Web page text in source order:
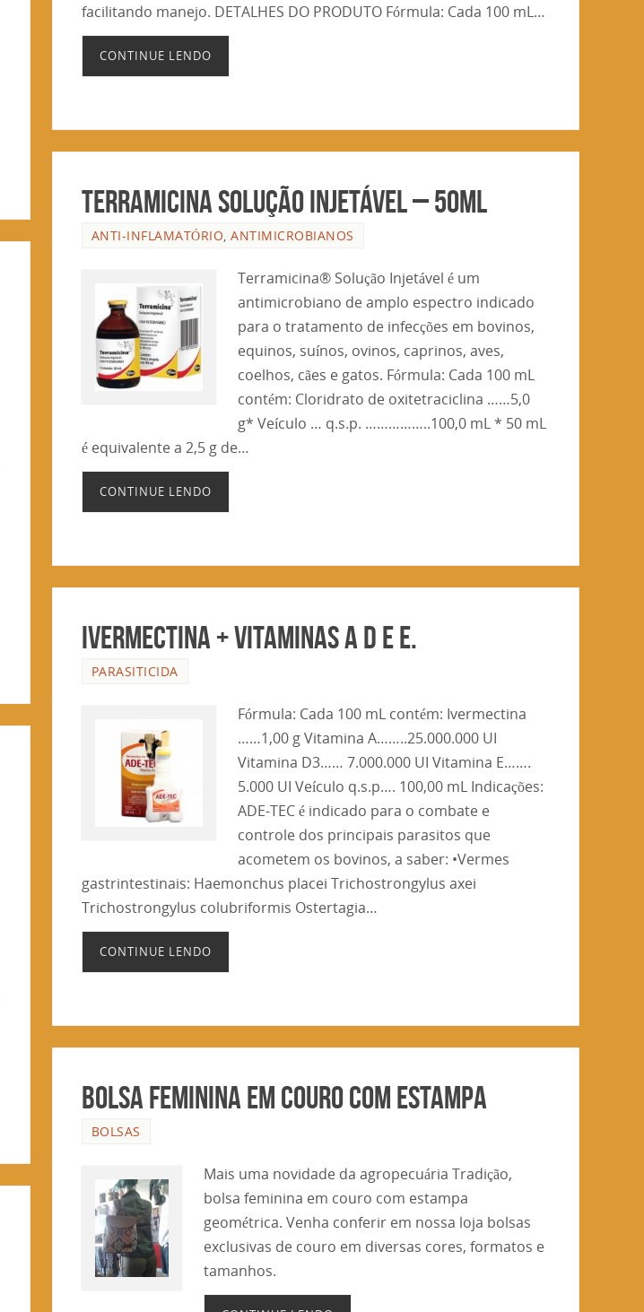
facilitando manejo. DETALHES DO PRODUTO Fórmula: Cada 100 mL…
CONTINUE LENDO
TERRAMICINA SOLUÇÃO INJETÁVEL – 50ml
ANTI-INFLAMATÓRIO,ANTIMICROBIANOS
Terramicina® Solução Injetável é um
antimicrobiano de amplo espectro indicado
para o tratamento de infecções em bovinos,
equinos, suínos, ovinos, caprinos, aves,
coelhos, cães e gatos. Fórmula: Cada 100 mL
contém: Cloridrato de oxitetraciclina ……5,0
g* Veículo … q.s.p. ……………..100,0 mL * 50 mL
é equivalente a 2,5 g de…
CONTINUE LENDO
Ivermectina + vitaminas A D e E.
PARASITICIDA
Fórmula: Cada 100 mL contém: Ivermectina
……1,00 g Vitamina A……..25.000.000 UI
Vitamina D3…… 7.000.000 UI Vitamina E…….
5.000 UI Veículo q.s.p…. 100,00 mL Indicações:
ADE-TEC é indicado para o combate e
controle dos principais parasitos que
acometem os bovinos, a saber: •Vermes
gastrintestinais: Haemonchus placei Trichostrongylus axei
Trichostrongylus colubriformis Ostertagia…
CONTINUE LENDO
Bolsa feminina em couro com estampa
BOLSAS
Mais uma novidade da agropecuária Tradição,
bolsa feminina em couro com estampa
geométrica. Venha conferir em nossa loja bolsas
exclusivas de couro em diversas cores, formatos e
tamanhos.